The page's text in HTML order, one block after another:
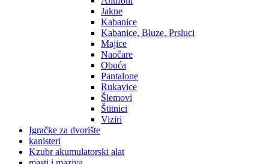
Jakne
Kabanice
Kabanice, Bluze, Prsluci
Majice
Naočare
Obuća
Pantalone
Rukavice
Šlemovi
Štitnici
Viziri
Igračke za dvorište
kanisteri
Kzubr akumulatorski alat